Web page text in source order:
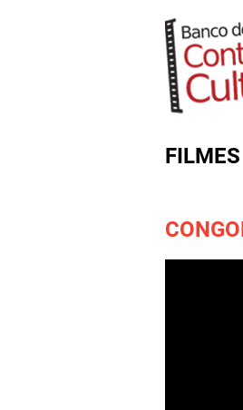
FILMES